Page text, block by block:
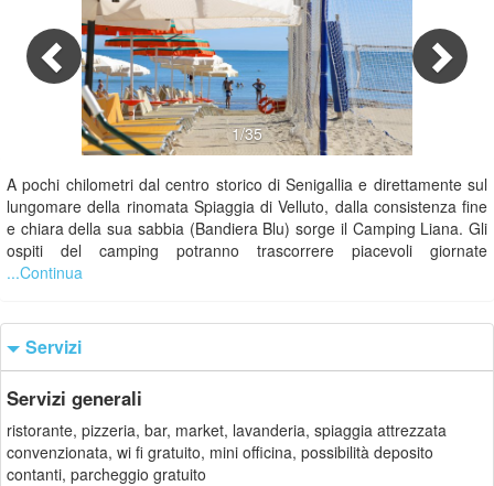
1/35
A pochi chilometri dal centro storico di Senigallia e direttamente sul
lungomare della rinomata Spiaggia di Velluto, dalla consistenza fine
e chiara della sua sabbia (Bandiera Blu) sorge il Camping Liana. Gli
ospiti del camping potranno trascorrere piacevoli giornate
...Continua
Servizi
Servizi generali
ristorante, pizzeria, bar, market, lavanderia, spiaggia attrezzata
convenzionata, wi fi gratuito, mini officina, possibilità deposito
contanti, parcheggio gratuito